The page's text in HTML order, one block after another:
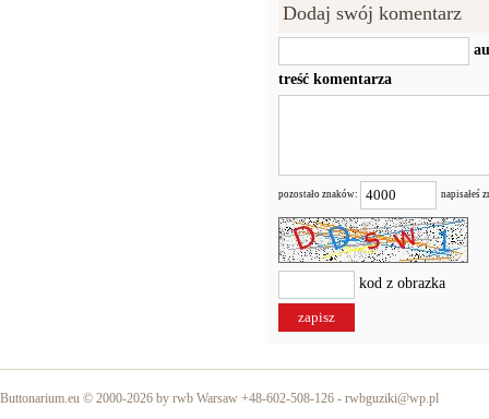
Dodaj swój komentarz
treść komentarza
pozostało znaków: napisałeś
kod z obrazka
Buttonarium.eu © 2000-2026 by rwb Warsaw +48-602-508-126 - rwbguziki@wp.pl